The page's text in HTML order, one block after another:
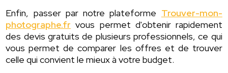
Enfin, passer par notre plateforme Trouver-mon-
photographe.fr vous permet d'obtenir rapidement
des devis gratuits de plusieurs professionnels, ce qui
vous permet de comparer les offres et de trouver
celle qui convient le mieux à votre budget.